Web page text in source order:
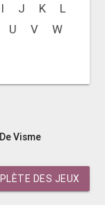
I J K
L
U V
W
Visme
DES JEUX